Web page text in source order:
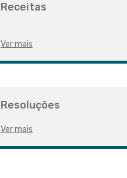
Receitas
Ver mais
Resoluções
Ver mais